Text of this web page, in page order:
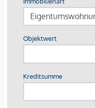
Gestaltung
traumhafte Aus-
HIGHLIGHTS
9 exklusive
2 – 5 Zimmer |
größere
Ihr Wohntraum in